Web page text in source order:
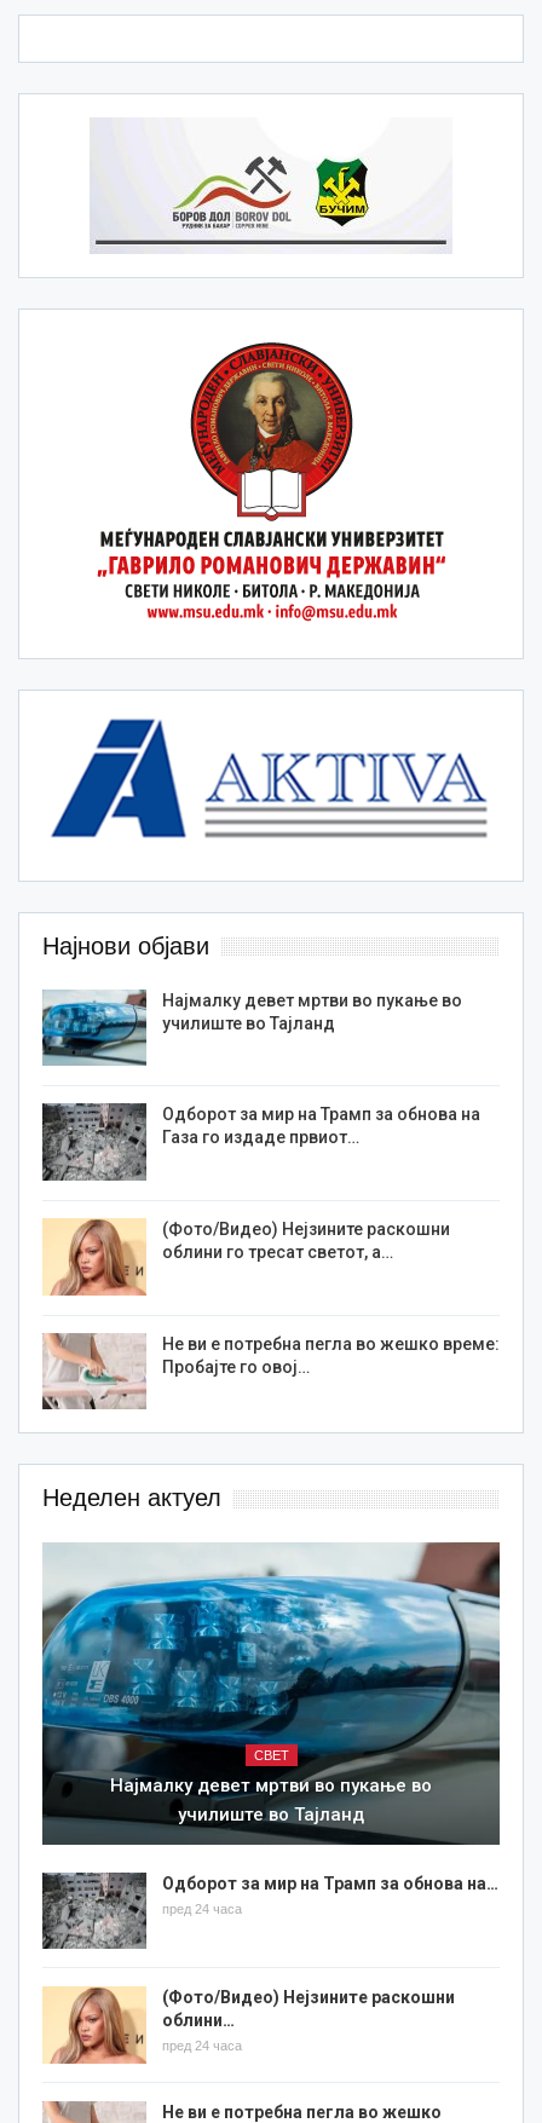
Најнови објави
Најмалку девет мртви во пукање во
училиште во Тајланд
Одборот за мир на Трамп за обнова на
Газа го издаде првиот…
(Фото/Видео) Нејзините раскошни
облини го тресат светот, а…
Не ви е потребна пегла во жешко време:
Пробајте го овој…
Неделен актуел
СВЕТ
Најмалку девет мртви во пукање во
училиште во Тајланд
Одборот за мир на Трамп за обнова на…
пред 24 часа
(Фото/Видео) Нејзините раскошни
облини…
пред 24 часа
Не ви е потребна пегла во жешко